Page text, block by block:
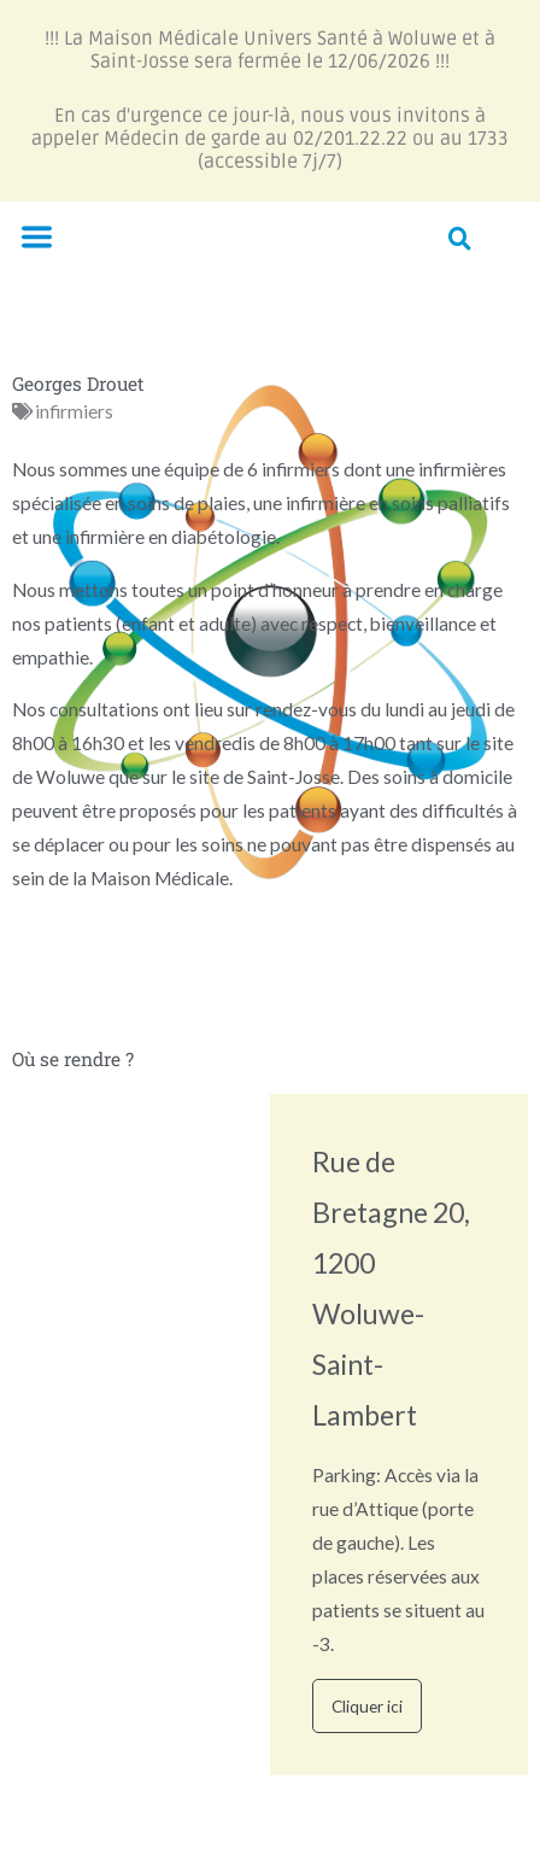
!!! La Maison Médicale Univers Santé à Woluwe et à
Saint-Josse sera fermée le 12/06/2026 !!!
En cas d'urgence ce jour-là, nous vous invitons à
appeler Médecin de garde au 02/201.22.22 ou au 1733
(accessible 7j/7)
Menu
Georges Drouet
infirmiers
Nous sommes une équipe de 6 infirmiers dont une infirmières
spécialisée en soins de plaies, une infirmière en soins palliatifs
et une infirmière en diabétologie.
Nous mettons toutes un point d’honneur à prendre en charge
nos patients (enfant et adulte) avec respect, bienveillance et
empathie.
Nos consultations ont lieu sur rendez-vous du lundi au jeudi de
8h00 à 16h30 et les vendredis de 8h00 à 17h00 tant sur le site
de Woluwe que sur le site de Saint-Josse. Des soins à domicile
peuvent être proposés pour les patients ayant des difficultés à
se déplacer ou pour les soins ne pouvant pas être dispensés au
sein de la Maison Médicale.
Où se rendre ?
Rue de
Bretagne 20,
1200
Woluwe-
Saint-
Lambert
Parking: Accès via la
rue d’Attique (porte
de gauche). Les
places réservées aux
patients se situent au
-3.
Cliquer ici